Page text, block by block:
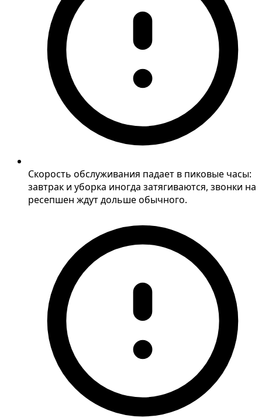
Скорость обслуживания падает в пиковые часы:
завтрак и уборка иногда затягиваются, звонки на
ресепшен ждут дольше обычного.